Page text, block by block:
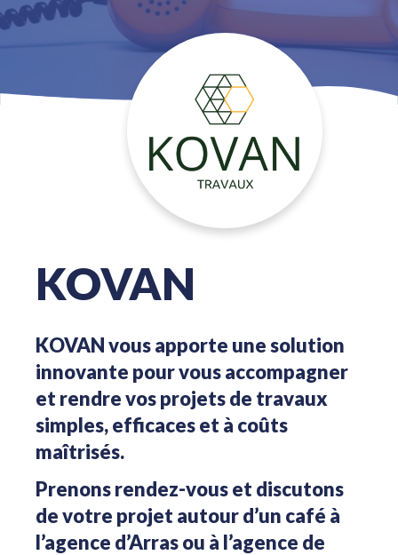
KOVAN
KOVAN vous apporte une solution
innovante pour vous accompagner
et rendre vos projets de travaux
simples, efficaces et à coûts
maîtrisés.
Prenons rendez-vous et discutons
de votre projet autour d’un café à
l’agence d’Arras ou à l’agence de